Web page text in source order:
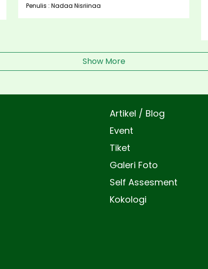
Penulis : Nadaa Nisriinaa
Show More
Artikel / Blog
Event
Tiket
Galeri Foto
Self Assesment
Kokologi